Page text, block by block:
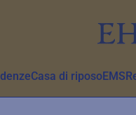
Casa di riposoEMS